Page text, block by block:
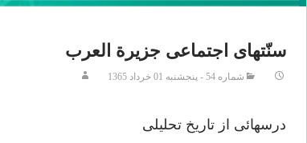
سنّتهای اجتماعی جزیرة العرب
شماره 54 - پنجشنبه 01 خرداد 1365
درسهائی از تاريخ تحلیلی